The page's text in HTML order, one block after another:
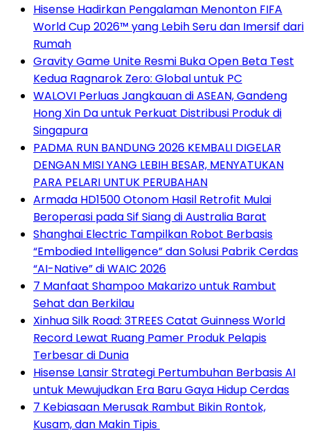
Hisense Hadirkan Pengalaman Menonton FIFA
World Cup 2026™ yang Lebih Seru dan Imersif dari
Rumah
Gravity Game Unite Resmi Buka Open Beta Test
Kedua Ragnarok Zero: Global untuk PC
WALOVI Perluas Jangkauan di ASEAN, Gandeng
Hong Xin Da untuk Perkuat Distribusi Produk di
Singapura
PADMA RUN BANDUNG 2026 KEMBALI DIGELAR
DENGAN MISI YANG LEBIH BESAR, MENYATUKAN
PARA PELARI UNTUK PERUBAHAN
Armada HD1500 Otonom Hasil Retrofit Mulai
Beroperasi pada Sif Siang di Australia Barat
Shanghai Electric Tampilkan Robot Berbasis
“Embodied Intelligence” dan Solusi Pabrik Cerdas
“AI-Native” di WAIC 2026
7 Manfaat Shampoo Makarizo untuk Rambut
Sehat dan Berkilau
Xinhua Silk Road: 3TREES Catat Guinness World
Record Lewat Ruang Pamer Produk Pelapis
Terbesar di Dunia
Hisense Lansir Strategi Pertumbuhan Berbasis AI
untuk Mewujudkan Era Baru Gaya Hidup Cerdas
7 Kebiasaan Merusak Rambut Bikin Rontok,
Kusam, dan Makin Tipis